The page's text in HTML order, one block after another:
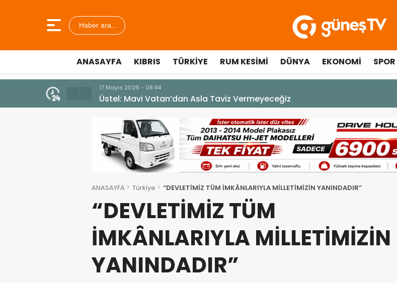
Haber ara...
ANASAYFA KIBRIS TÜRKIYE RUM KESIMI DÜNYA EKONOMI SPOR
10 Temmuz 2026 - 18:49
Cumhurbaşkanı Erhürman sergi açılışında fenalaşarak hastaneye kaldırıldı
ANASAYFA Türkiye “DEVLETİMİZ TÜM İMKÂNLARIYLA MİLLETİMİZİN YANINDADIR”
“DEVLETİMİZ TÜM
İMKÂNLARIYLA MİLLETİMİZİN
YANINDADIR”